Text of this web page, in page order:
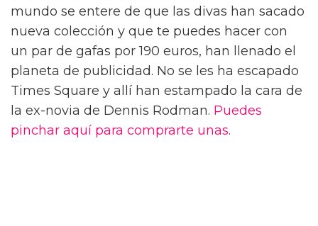
mundo se entere de que las divas han sacado
nueva colección y que te puedes hacer con
un par de gafas por 190 euros, han llenado el
planeta de publicidad. No se les ha escapado
Times Square y allí han estampado la cara de
la ex-novia de Dennis Rodman. Puedes
pinchar aquí para comprarte unas.